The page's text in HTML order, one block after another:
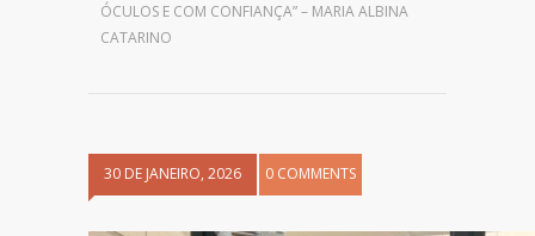
ÓCULOS E COM CONFIANÇA” – MARIA ALBINA
CATARINO
30 DE JANEIRO, 2026 0 COMMENTS